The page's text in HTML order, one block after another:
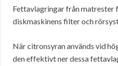
Fettavlagringar från matrester
diskmaskinens filter och
När citronsyran används vid
den effektivt ner dessa